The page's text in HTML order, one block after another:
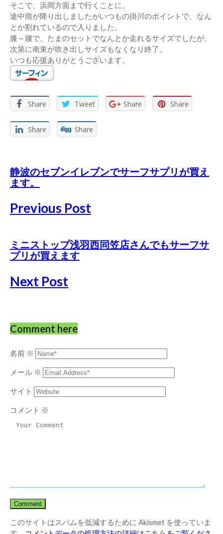
そこで、浜岡方面まで行くことに。
途中雨が降り出しましたがいつもの掛川のポイントで、なん
とか割れているので入りました。
膝～腰で、たまのセットでなんとか走れるサイズでしたが、
次第に南東が吹き出しサイズもなくなり終了。
いつも応援ありがとうございます。
Share Tweet Share Share
Share Share
静波のセブンイレブンでサーフサプリが買え
ます。
Previous Post
ミニストップ浅羽西同笠店さんでもサーフサ
プリが買えます
Next Post
Comment here
名前 ※
メール ※
サイト
コメント ※
このサイトはスパムを低減するために Akismet を使っていま